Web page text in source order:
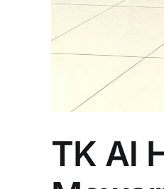
TK Al